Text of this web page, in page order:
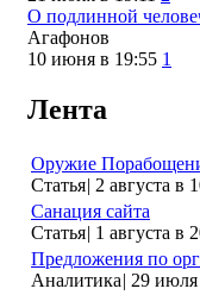
О подлинной
Агафонов
10 июня в 19:55 1
Лента
Оружие
Статья| 2 августа в
Санация сайта
Статья| 1 августа в
Предложения по
Аналитика| 29